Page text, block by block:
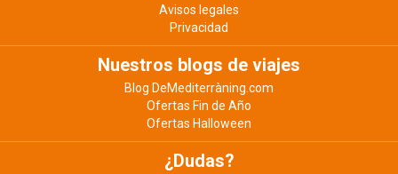
Avisos legales
Privacidad
Nuestros blogs de viajes
Blog DeMediterràning.com
Ofertas Fin de Año
Ofertas Halloween
¿Dudas?